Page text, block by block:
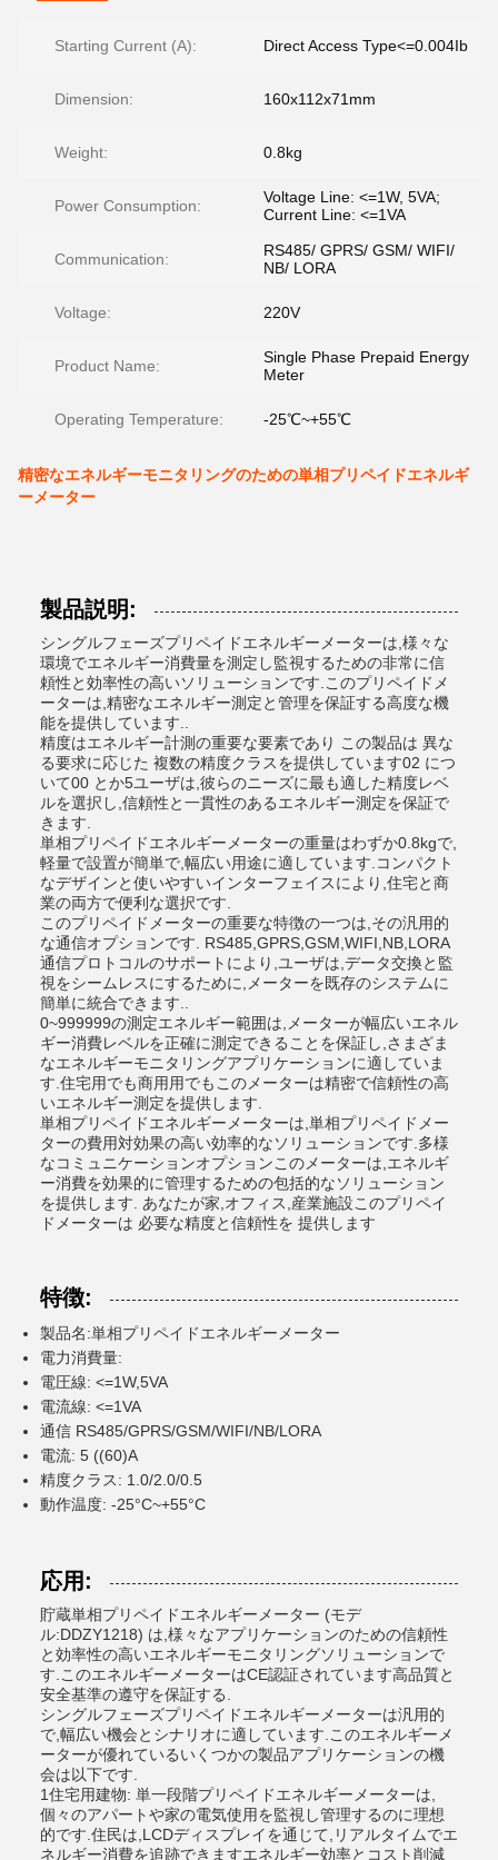
Starting Current (A): Direct Access Type<=0.004Ib
Dimension: 160x112x71mm
Weight: 0.8kg
Power Consumption:
Voltage Line: <=1W, 5VA;
Current Line: <=1VA
Communication:
RS485/ GPRS/ GSM/ WIFI/
NB/ LORA
Voltage: 220V
Product Name:
Single Phase Prepaid Energy
Meter
Operating Temperature: -25℃~+55℃
精密なエネルギーモニタリングのための単相プリペイドエネルギ
ーメーター
製品説明:
シングルフェーズプリペイドエネルギーメーターは,様々な
環境でエネルギー消費量を測定し監視するための非常に信
頼性と効率性の高いソリューションです.このプリペイドメ
ーターは,精密なエネルギー測定と管理を保証する高度な機
能を提供しています..
精度はエネルギー計測の重要な要素であり この製品は 異な
る要求に応じた 複数の精度クラスを提供しています02 につ
いて00 とか5ユーザは,彼らのニーズに最も適した精度レベ
ルを選択し,信頼性と一貫性のあるエネルギー測定を保証で
きます.
単相プリペイドエネルギーメーターの重量はわずか0.8kgで,
軽量で設置が簡単で,幅広い用途に適しています.コンパクト
なデザインと使いやすいインターフェイスにより,住宅と商
業の両方で便利な選択です.
このプリペイドメーターの重要な特徴の一つは,その汎用的
な通信オプションです. RS485,GPRS,GSM,WIFI,NB,LORA
通信プロトコルのサポートにより,ユーザは,データ交換と監
視をシームレスにするために,メーターを既存のシステムに
簡単に統合できます..
0~999999の測定エネルギー範囲は,メーターが幅広いエネル
ギー消費レベルを正確に測定できることを保証し,さまざま
なエネルギーモニタリングアプリケーションに適していま
す.住宅用でも商用用でもこのメーターは精密で信頼性の高
いエネルギー測定を提供します.
単相プリペイドエネルギーメーターは,単相プリペイドメー
ターの費用対効果の高い効率的なソリューションです.多様
なコミュニケーションオプションこのメーターは,エネルギ
ー消費を効果的に管理するための包括的なソリューション
を提供します. あなたが家,オフィス,産業施設このプリペイ
ドメーターは 必要な精度と信頼性を 提供します
特徴:
製品名:単相プリペイドエネルギーメーター
電力消費量:
電圧線: <=1W,5VA
電流線: <=1VA
通信 RS485/GPRS/GSM/WIFI/NB/LORA
電流: 5 ((60)A
精度クラス: 1.0/2.0/0.5
動作温度: -25°C~+55°C
応用:
貯蔵単相プリペイドエネルギーメーター (モデ
ル:DDZY1218) は,様々なアプリケーションのための信頼性
と効率性の高いエネルギーモニタリングソリューションで
す.このエネルギーメーターはCE認証されています高品質と
安全基準の遵守を保証する.
シングルフェーズプリペイドエネルギーメーターは汎用的
で,幅広い機会とシナリオに適しています.このエネルギーメ
ーターが優れているいくつかの製品アプリケーションの機
会は以下です.
1住宅用建物: 単一段階プリペイドエネルギーメーターは,
個々のアパートや家の電気使用を監視し管理するのに理想
的です.住民は,LCDディスプレイを通じて,リアルタイムでエ
ネルギー消費を追跡できますエネルギー効率とコスト削減